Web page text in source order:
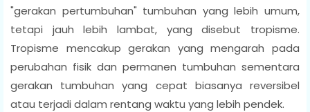
"gerakan pertumbuhan" tumbuhan yang lebih umum,
tetapi jauh lebih lambat, yang disebut tropisme.
Tropisme mencakup gerakan yang mengarah pada
perubahan fisik dan permanen tumbuhan sementara
gerakan tumbuhan yang cepat biasanya reversibel
atau terjadi dalam rentang waktu yang lebih pendek.